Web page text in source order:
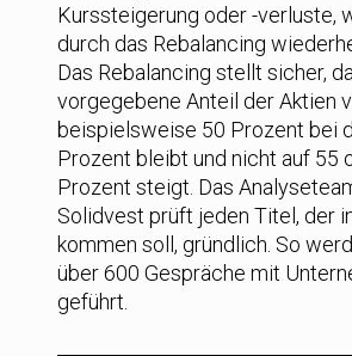
Kurssteigerung oder -verluste,
durch das Rebalancing
Das Rebalancing stellt sicher,
vorgegebene Anteil der Aktien
beispielsweise 50 Prozent bei
Prozent bleibt und nicht auf 55
Prozent steigt. Das
Solidvest prüft jeden Titel, der
kommen soll, gründlich. So
über 600 Gespräche mit
geführt.